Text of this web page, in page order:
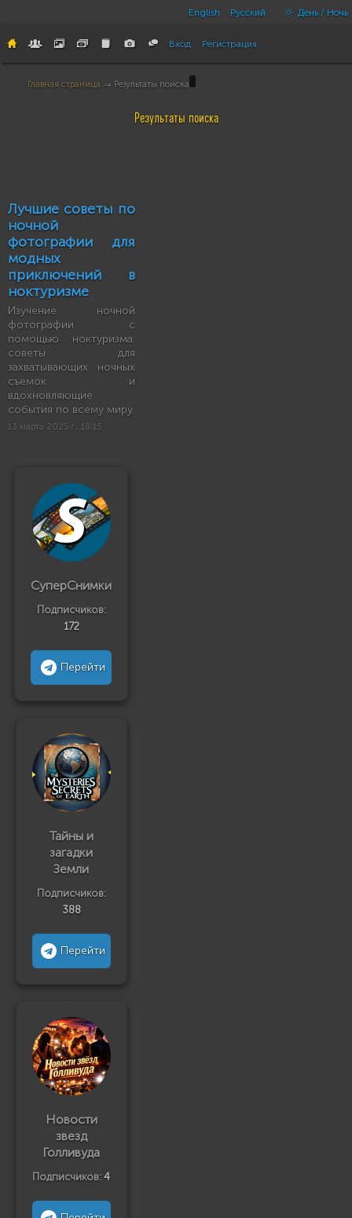
English Русский День / Ночь
Вход Регистрация
Главная страница → Результаты поиска
Результаты поиска
Лучшие советы по
ночной
фотографии для
модных
приключений в
ноктуризме
Изучение ночной
фотографии с
помощью ноктуризма:
советы для
захватывающих ночных
съемок и
вдохновляющие
события по всему миру.
13 марта 2025 г., 18:15
СуперСнимки
Подписчиков:
172
Перейти
Тайны и
загадки
Земли
Подписчиков:
388
Перейти
Новости
звезд
Голливуда
Подписчиков:4